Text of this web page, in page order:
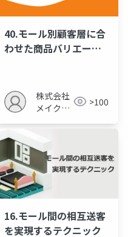
40.モール別顧客層に合
わせた商品バリエーシ
株式会社
メイクア
>100
16.モール間の相互送客
を実現するテクニック